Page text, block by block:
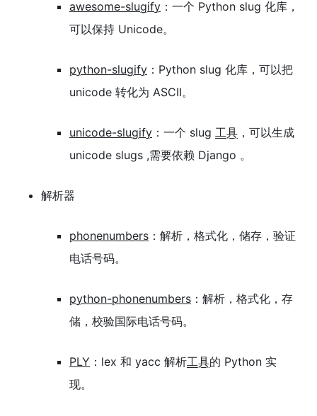
awesome-slugify ：一个 Python slug 化库，
可以保持 Unicode。
python-slugify ：Python slug 化库，可以把
unicode 转化为 ASCII。
unicode-slugify ：一个 slug 工具 ，可以生成
unicode slugs ,需要依赖 Django 。
解析器
phonenumbers ：解析，格式化，储存，验证
电话号码。
python-phonenumbers ：解析，格式化，存
储，校验国际电话号码。
PLY ：lex 和 yacc 解析工具的 Python 实
现。